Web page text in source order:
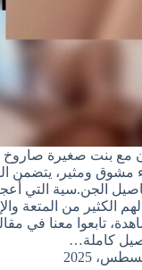
مع بنت صغيرة
مشوق ومثير، يتضمن
الجن.سية التي
الكثير من المتعة
تابعوا معنا في
كاملة…